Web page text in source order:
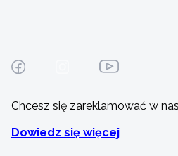
Chcesz się zareklamować w
Dowiedz się więcej